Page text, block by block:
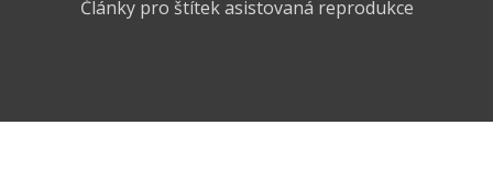
Články pro štítek asistovaná reprodukce